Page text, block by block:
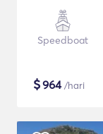
Speedboat
$964/hari